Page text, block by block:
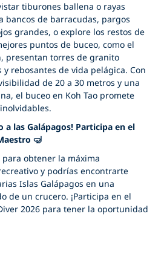
tiburones ballena o rayas
bancos de barracudas, pargos
grandes, o explore los restos de
puntos de buceo, como el
presentan torres de granito
rebosantes de vida pelágica. Con
de 20 a 30 metros y una
el buceo en Koh Tao promete
a las Galápagos! Participa en el
🤿
obtener la máxima
y podrías encontrarte
Islas Galápagos en una
de un crucero. ¡Participa en el
2026 para tener la oportunidad